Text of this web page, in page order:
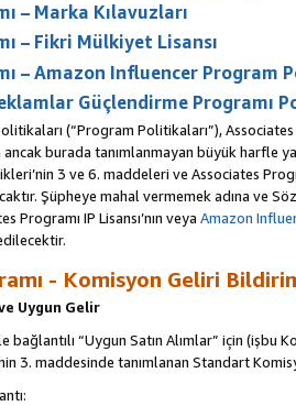
– Marka Kılavuzları
– Fikri Mülkiyet Lisansı
– Amazon Influencer Program
Güçlendirme Programı
(“Program Politikaları”),
ancak burada tanımlanmayan büyük harfle
3 ve 6. maddeleri ve Associates
Şüpheye mahal vermemek adına ve
Programı IP Lisansı’nın veya Amazon
- Komisyon Geliri
Uygun Gelir
bağlantılı “Uygun Satın Alımlar” için
3. maddesinde tanımlanan Standart